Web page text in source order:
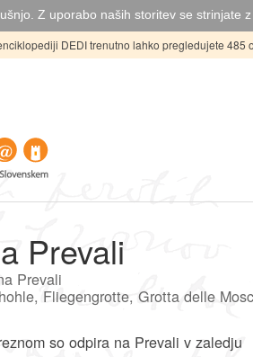
Z uporabo naših storitev se strinjate
DEDI trenutno lahko pregledujete 485
Prevali
Prevali
Fliegengrotte, Grotta delle
so odpira na Prevali v zaledju